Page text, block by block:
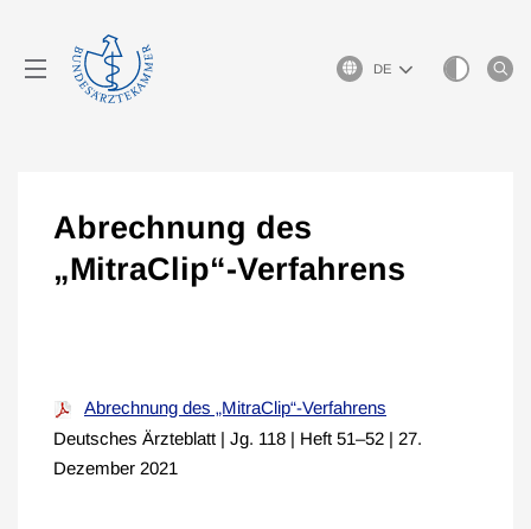
Sprachauswahl
Abrechnung des
„MitraClip“-Verfahrens
Abrechnung des „MitraClip“-Verfahrens
Deutsches Ärzteblatt | Jg. 118 | Heft 51–52 | 27.
Dezember 2021